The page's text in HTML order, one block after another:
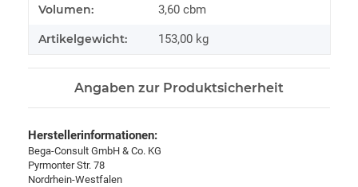
Produkteigenschaft
Wert
Volumen: 3,60 cbm
Artikelgewicht: 153,00 kg
Angaben zur Produktsicherheit
Herstellerinformationen:
Bega-Consult GmbH & Co. KG
Pyrmonter Str. 78
Nordrhein-Westfalen